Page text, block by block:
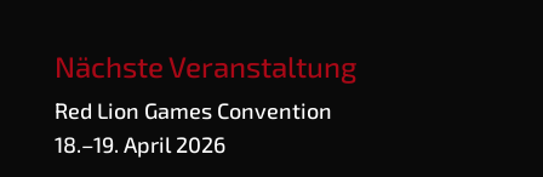
Nächste Veranstaltung
Red Lion Games Convention
18.–19. April 2026